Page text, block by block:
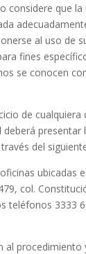
considere que
al uso de
fines
se conocen
de cualquiera
deberá presentar
del
ubicadas
col.
teléfonos 3333
al procedimiento